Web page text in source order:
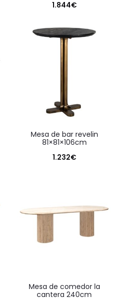
1.844€
mesa de bar revelin
81×81×106cm
1.232€
mesa de comedor la
cantera 240cm